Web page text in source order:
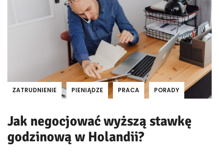
ZATRUDNIENIE PIENIĄDZE PRACA PORADY
Jak negocjować wyższą stawkę
godzinową w Holandii?